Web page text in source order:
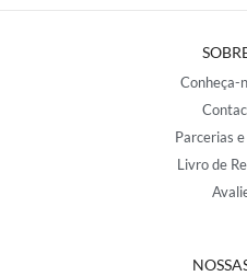
Conheça-
Parcerias
Livro de